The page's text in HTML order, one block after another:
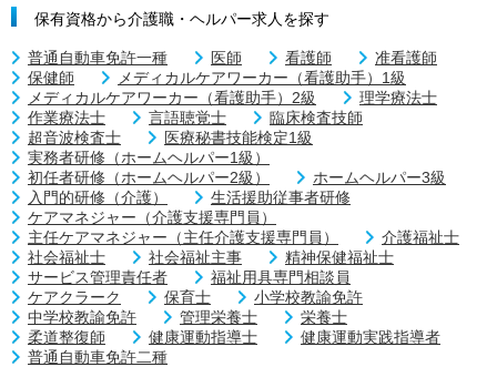
保有資格から介護職・ヘルパー求人を探す
普通自動車免許一種 医師 看護師
准看護師
保健師
メディカルケアワーカー（看護助手）1級
メディカルケアワーカー（看護助手）2級
理学療法士
作業療法士
言語聴覚士
臨床検査技師
超音波検査士
医療秘書技能検定1級
実務者研修（ホームヘルパー1級）
初任者研修（ホームヘルパー2級）
ホームヘルパー3級
入門的研修（介護）
生活援助従事者研修
ケアマネジャー（介護支援専門員）
主任ケアマネジャー（主任介護支援専門員）
介護福祉士
社会福祉士
社会福祉主事
精神保健福祉士
サービス管理責任者
福祉用具専門相談員
ケアクラーク
保育士
小学校教諭免許
中学校教諭免許
管理栄養士
栄養士
柔道整復師
健康運動指導士
健康運動実践指導者
普通自動車免許二種